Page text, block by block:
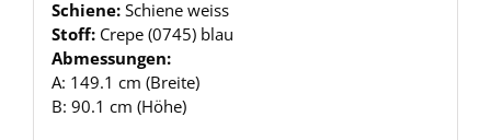
Schiene: Schiene weiss
Stoff: Crepe (0745) blau
Abmessungen:
A: 149.1 cm (Breite)
B: 90.1 cm (Höhe)